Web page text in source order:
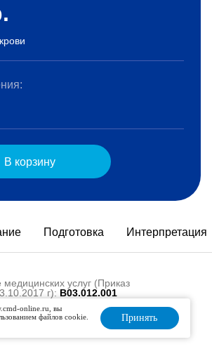
Подготовка Интерпретация
услуг (Приказ
г): B03.012.001
комплекса входят следующие
В корзину
online.ru, вы
файлов cookie.
Принять